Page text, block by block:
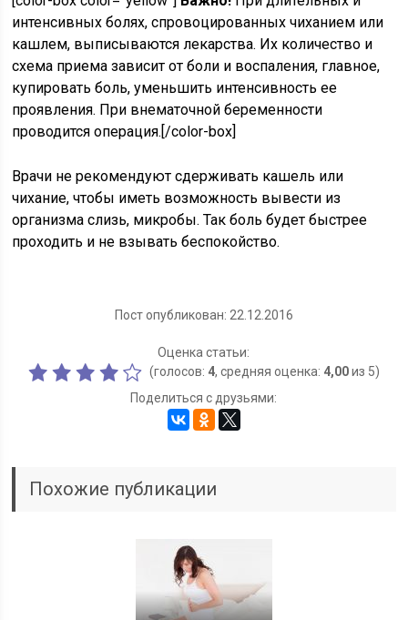
интенсивных болях, спровоцированных чиханием или
кашлем, выписываются лекарства. Их количество и
схема приема зависит от боли и воспаления, главное,
купировать боль, уменьшить интенсивность ее
проявления. При внематочной беременности
проводится операция.[/color-box]
Врачи не рекомендуют сдерживать кашель или
чихание, чтобы иметь возможность вывести из
организма слизь, микробы. Так боль будет быстрее
проходить и не взывать беспокойство.
Пост опубликован: 22.12.2016
Оценка статьи:
(голосов: 4, средняя оценка: 4,00из 5)
Поделиться с друзьями:
Похожие публикации